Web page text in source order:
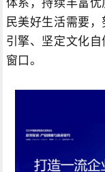
民美好生活需要
引擎、坚定文化
窗口。